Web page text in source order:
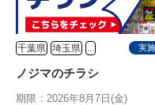
千葉県 埼玉県 実
ノジマのチラシ
期限：2026年8月7日(金)